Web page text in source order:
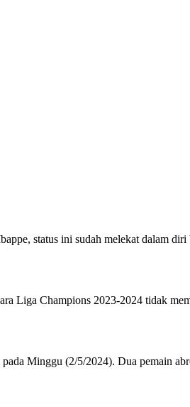
status ini sudah melekat dalam
Liga Champions 2023-2024 tidak
Minggu (2/5/2024). Dua pemain